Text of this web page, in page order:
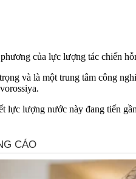
của lực lượng tác chiến
và là một trung tâm công
lượng nước này đang tiến